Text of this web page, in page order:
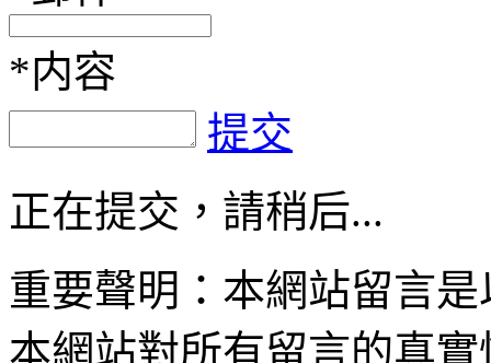
*内容
提交
正在提交，請稍后...
重要聲明：本網站留言
本網站對所有留言的真